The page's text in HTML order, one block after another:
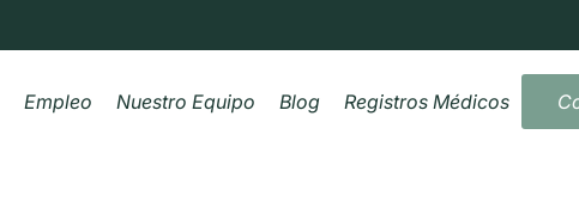
Empleo Nuestro Equipo Blog Registros Médicos